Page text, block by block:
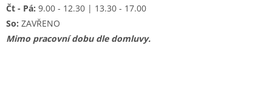
Čt - Pá: 9.00 - 12.30 | 13.30 - 17.00
So: ZAVŘENO
Mimo pracovní dobu dle domluvy.